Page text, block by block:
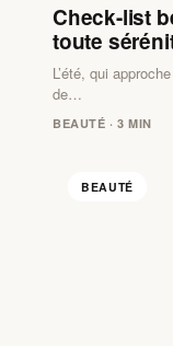
Check-list
toute
L’été, qui
de…
BEAUTÉ · 3 MIN
BEAUTÉ